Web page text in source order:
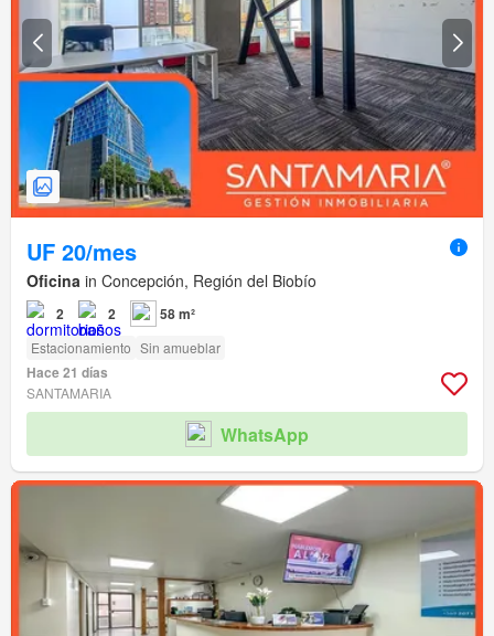
UF 20/mes
Oficina in Concepción, Región del Biobío
2 2 58 m²
Estacionamiento Sin amueblar
Hace 21 días
SANTAMARIA
WhatsApp